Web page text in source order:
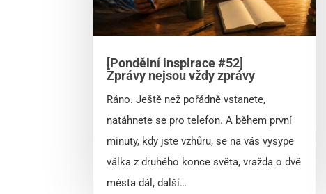
[Pondělní inspirace #52]
Zprávy nejsou vždy zprávy
Ráno. Ještě než pořádně vstanete,
natáhnete se pro telefon. A během první
minuty, kdy jste vzhůru, se na vás vysype
válka z druhého konce světa, vražda o dvě
města dál, další…